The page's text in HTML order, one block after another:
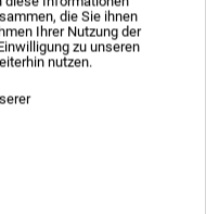
die Sie ihnen
Ihrer Nutzung der
zu unseren
nutzen.